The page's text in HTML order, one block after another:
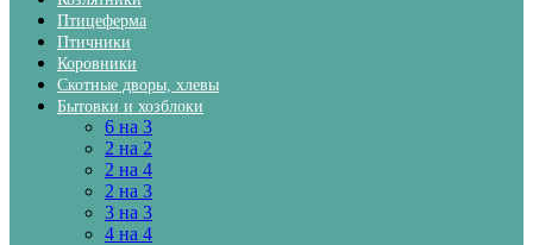
Птицеферма
Птичники
Коровники
Скотные дворы, хлевы
Бытовки и хозблоки
6 на 3
2 на 2
2 на 4
2 на 3
3 на 3
4 на 4